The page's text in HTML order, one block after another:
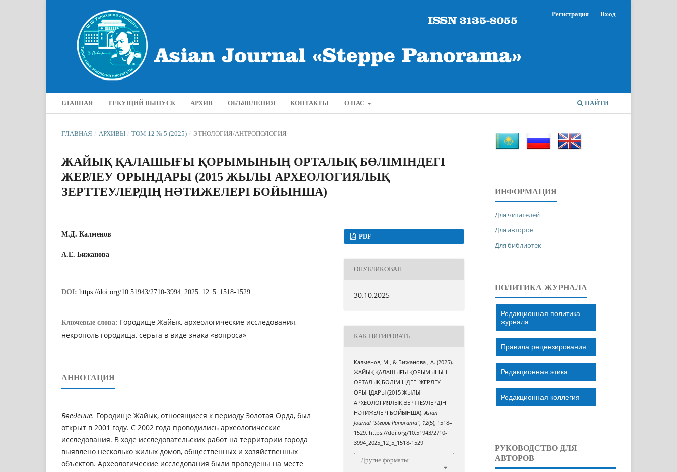
ГЛАВНАЯ ТЕКУЩИЙ ВЫПУСК АРХИВ ОБЪЯВЛЕНИЯ КОНТАКТЫ О НАС НАЙТИ
Регистрация Вход
ГЛАВНАЯ / АРХИВЫ / ТОМ 12 № 5 (2025) / ЭТНОЛОГИЯ/АНТРОПОЛОГИЯ
ЖАЙЫҚ ҚАЛАШЫҒЫ ҚОРЫМЫНЫҢ ОРТАЛЫҚ БӨЛІМІНДЕГІ
ЖЕРЛЕУ ОРЫНДАРЫ (2015 ЖЫЛЫ АРХЕОЛОГИЯЛЫҚ
ЗЕРТТЕУЛЕРДІҢ НӘТИЖЕЛЕРІ БОЙЫНША)
М.Д. Калменов
А.Е. Бижанова
DOI: https://doi.org/10.51943/2710-3994_2025_12_5_1518-1529
Ключевые слова: Городище Жайык, археологические исследования,
некрополь городища, серьга в виде знака «вопроса»
АННОТАЦИЯ
Введение. Городище Жайык, относящиеся к периоду Золотая Орда, был
открыт в 2001 году. С 2002 года проводились археологические
исследования. В ходе исследовательских работ на территории города
выявлено несколько жилых домов, общественных и хозяйственных
объектов. Археологические исследования были проведены на месте
PDF
ОПУБЛИКОВАН
30.10.2025
КАК ЦИТИРОВАТЬ
Калменов, М., & Бижанова , А. (2025).
ЖАЙЫҚ ҚАЛАШЫҒЫ ҚОРЫМЫНЫҢ
ОРТАЛЫҚ БӨЛІМІНДЕГІ ЖЕРЛЕУ
ОРЫНДАРЫ (2015 ЖЫЛЫ
АРХЕОЛОГИЯЛЫҚ ЗЕРТТЕУЛЕРДІҢ
НӘТИЖЕЛЕРІ БОЙЫНША).Asian
Journal "Steppe Panorama", 12(5), 1518–
1529. https://doi.org/10.51943/2710-
3994_2025_12_5_1518-1529
Другие форматы
ИНФОРМАЦИЯ
Для читателей
Для авторов
Для библиотек
ПОЛИТИКА ЖУРНАЛА
Редакционная политика
журнала
Правила рецензирования
Редакционная этика
Редакционная коллегия
РУКОВОДСТВО ДЛЯ
АВТОРОВ